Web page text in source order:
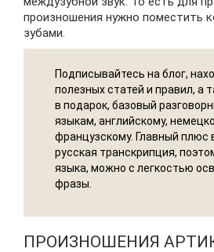
произношения нужно поместить
зубами.
Подписывайтесь на блог,
полезных статей и правил, а
в подарок, базовый
языкам, английскому,
французскому. Главный плюс
русская транскрипция,
языка, можно с легкостью
фразы.
ПРОИЗНОШЕНИЯ